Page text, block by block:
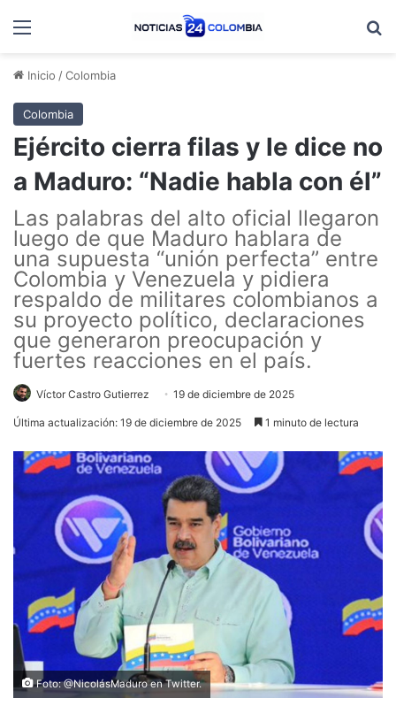
Menú
Inicio /Colombia
Colombia
Ejército cierra filas y le dice no
a Maduro: “Nadie habla con él”
Las palabras del alto oficial llegaron
luego de que Maduro hablara de
una supuesta “unión perfecta” entre
Colombia y Venezuela y pidiera
respaldo de militares colombianos a
su proyecto político, declaraciones
que generaron preocupación y
fuertes reacciones en el país.
Víctor Castro Gutierrez 19 de diciembre de 2025
Última actualización: 19 de diciembre de 2025 1 minuto de lectura
Foto: @NicolásMaduro en Twitter.